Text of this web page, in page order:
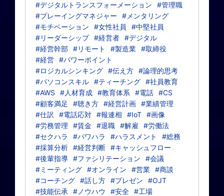
#デジタルトランスフォーメーション
#管理職
#プレーイングマネジャー
#メンタリング
#モチベーション
#女性社員
#中堅社員
#リーダーシップ #経営者 #デジタル
#経営幹部 #リモート #製造業 #取締役
#経営 #パワーポイント
#ロジカルシンキング #伝え方 #論理的思考
#パソコンスキル #ティーチング #社員教育
#AWS
#人材育成 #教育体系 #電話 #CS
#顧客満足
#聴き方 #経営計画 #業績管理
#仕訳
#電話応対 #報連相 #IoT #画像
#労務管理
#賃金 #退職 #解雇
#労働法
#セクハラ
#パワハラ #ハラスメント
#総務
#採算分析 #経営判断 #キャッシュフロー
#後輩指導 #ファシリテーション
#会議
#ミーティング #オンライン #営業 #商談
#コーチング #話し方 #プレゼン
#OJT
#技能伝承
#ノウハウ #安全 #工場